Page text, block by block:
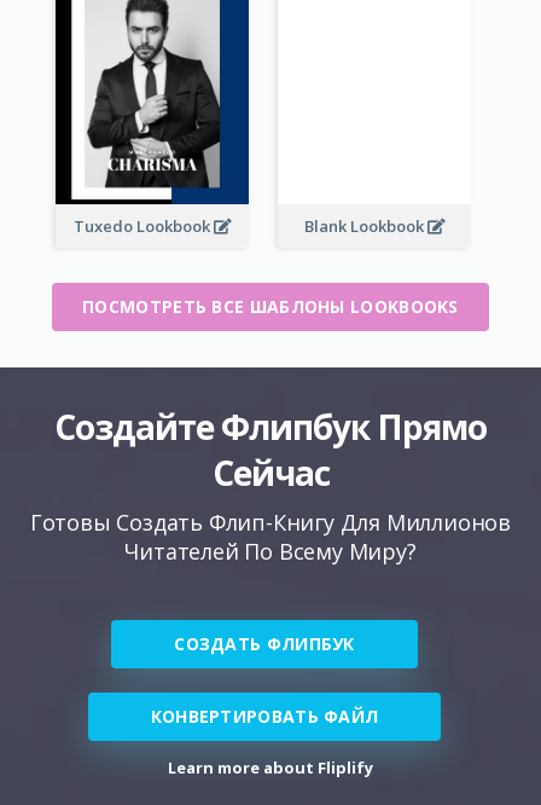
Tuxedo Lookbook Blank Lookbook
ПОСМОТРЕТЬ ВСЕ ШАБЛОНЫ LOOKBOOKS
Создайте Флипбук Прямо
Сейчас
Готовы Создать Флип-Книгу Для Миллионов
Читателей По Всему Миру?
СОЗДАТЬ ФЛИПБУК
КОНВЕРТИРОВАТЬ ФАЙЛ
Learn more about Fliplify